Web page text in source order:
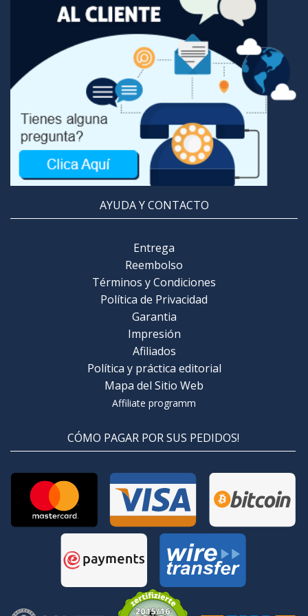
AYUDA Y CONTACTO
Entrega
Reembolso
Términos y Condiciones
Política de Privacidad
Garantia
Impresión
Afiliados
Política y práctica editorial
Mapa del Sitio Web
Affiliate programm
CÓMO PAGAR POR SUS PEDIDOS!